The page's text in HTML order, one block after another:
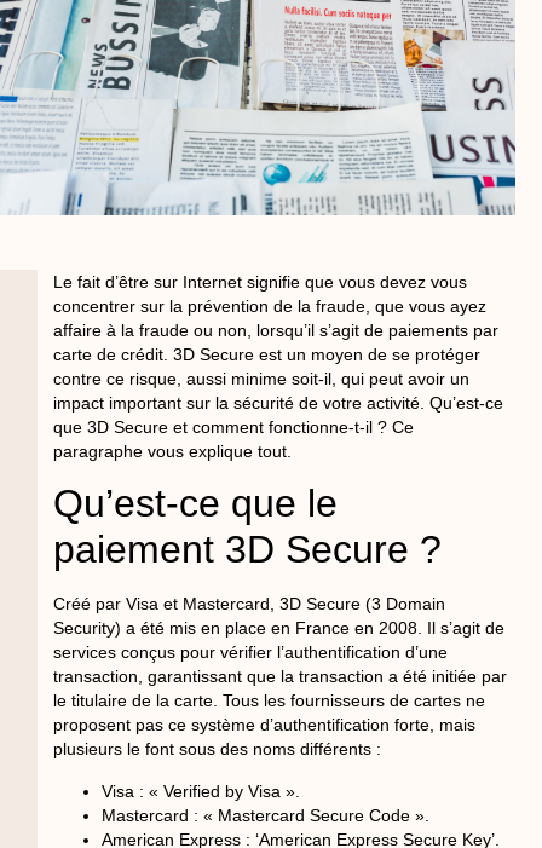
Le fait d’être sur Internet signifie que vous devez vous
concentrer sur la prévention de la fraude, que vous ayez
affaire à la fraude ou non, lorsqu’il s’agit de paiements par
carte de crédit. 3D Secure est un moyen de se protéger
contre ce risque, aussi minime soit-il, qui peut avoir un
impact important sur la sécurité de votre activité. Qu’est-ce
que 3D Secure et comment fonctionne-t-il ? Ce
paragraphe vous explique tout.
Qu’est-ce que le
paiement 3D Secure ?
Créé par Visa et Mastercard, 3D Secure (3 Domain
Security) a été mis en place en France en 2008. Il s’agit de
services conçus pour vérifier l’authentification d’une
transaction, garantissant que la transaction a été initiée par
le titulaire de la carte. Tous les fournisseurs de cartes ne
proposent pas ce système d’authentification forte, mais
plusieurs le font sous des noms différents :
Visa : « Verified by Visa ».
Mastercard : « Mastercard Secure Code ».
American Express : ‘American Express Secure Key’.